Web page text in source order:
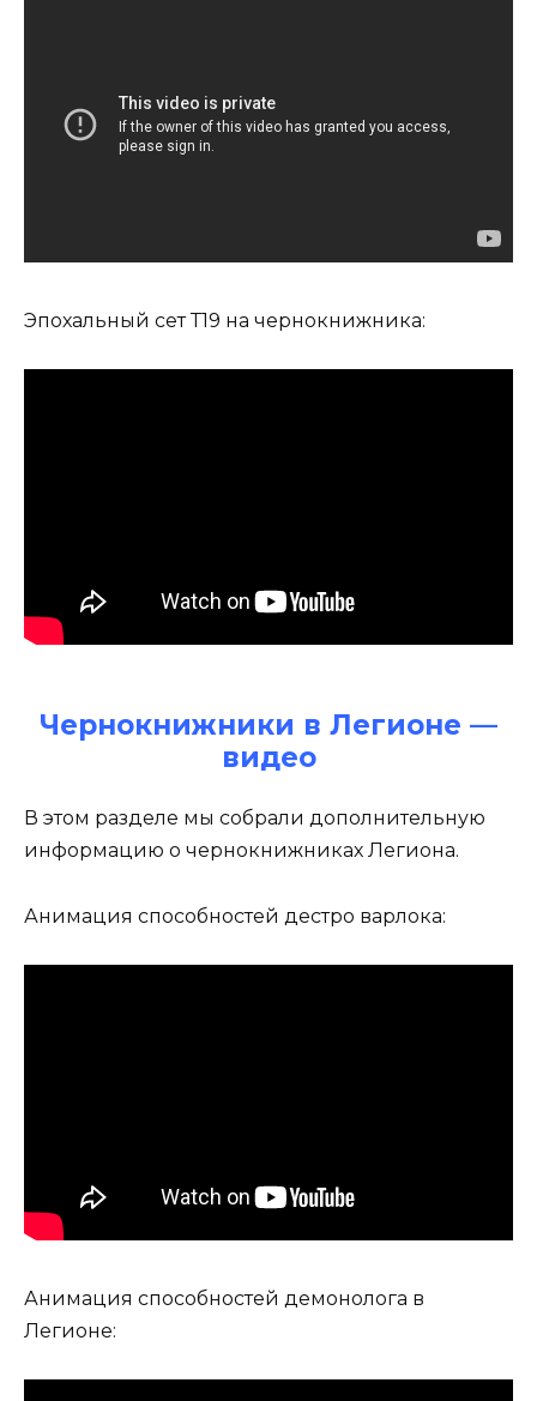
Эпохальный сет Т19 на чернокнижника:
Чернокнижники в Легионе —
видео
В этом разделе мы собрали дополнительную
информацию о чернокнижниках Легиона.
Анимация способностей дестро варлока:
Анимация способностей демонолога в
Легионе: